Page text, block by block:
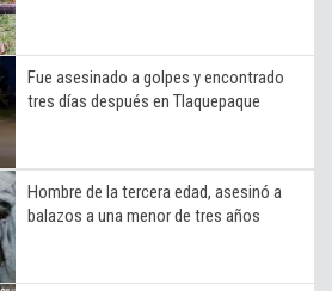
Fue asesinado a golpes y encontrado
tres días después en Tlaquepaque
Hombre de la tercera edad, asesinó a
balazos a una menor de tres años